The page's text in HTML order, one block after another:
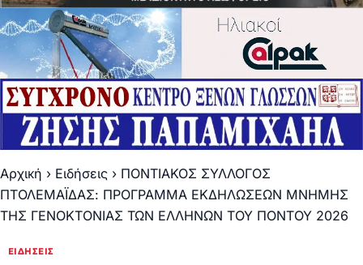
Αρχική › Ειδήσεις › ΠΟΝΤΙΑΚΟΣ ΣΥΛΛΟΓΟΣ
ΠΤΟΛΕΜΑΪΔΑΣ: ΠΡΟΓΡΑΜΜΑ ΕΚΔΗΛΩΣΕΩΝ ΜΝΗΜΗΣ
ΤΗΣ ΓΕΝΟΚΤΟΝΙΑΣ ΤΩΝ ΕΛΛΗΝΩΝ ΤΟΥ ΠΟΝΤΟΥ 2026
ΕΙΔΉΣΕΙΣ